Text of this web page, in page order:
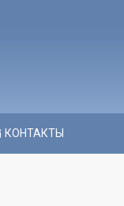
КОНТАКТЫ